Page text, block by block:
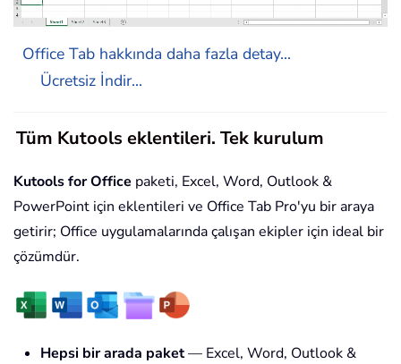
Office Tab hakkında daha fazla detay...
Ücretsiz İndir...
Tüm Kutools eklentileri. Tek kurulum
Kutools for Office paketi, Excel, Word, Outlook &
PowerPoint için eklentileri ve Office Tab Pro'yu bir araya
getirir; Office uygulamalarında çalışan ekipler için ideal bir
çözümdür.
Hepsi bir arada paket— Excel, Word, Outlook &